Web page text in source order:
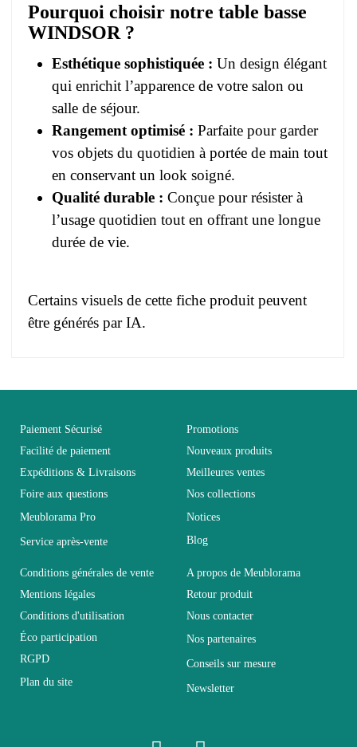
Pourquoi choisir notre table basse
WINDSOR ?
Esthétique sophistiquée : Un design élégant
qui enrichit l’apparence de votre salon ou
salle de séjour.
Rangement optimisé : Parfaite pour garder
vos objets du quotidien à portée de main tout
en conservant un look soigné.
Qualité durable : Conçue pour résister à
l’usage quotidien tout en offrant une longue
durée de vie.
Certains visuels de cette fiche produit peuvent
être générés par IA.
Age Adulte
Collection WINDSOR
Coloris
Dimensions 107x45x60
Electrique Non électrique
Non Empilable
Vous devez vous connecter pour laisser un avis
Paiement Sécurisé
Facilité de paiement
Expéditions & Livraisons
Foire aux questions
Meublorama Pro
Service après-vente
Promotions
Nouveaux produits
Meilleures ventes
Nos collections
Notices
Blog
Conditions générales de vente
Mentions légales
Conditions d'utilisation
Éco participation
RGPD
Plan du site
A propos de Meublorama
Retour produit
Nous contacter
Nos partenaires
Conseils sur mesure
Newsletter